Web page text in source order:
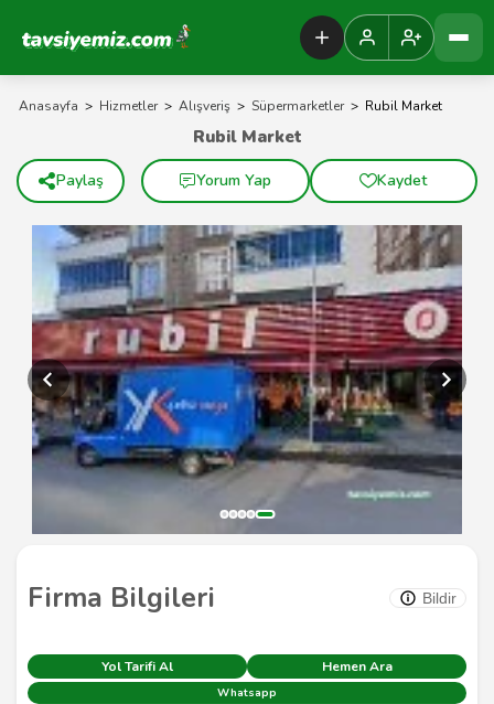
Tavsiyemiz Anasayfa
Anasayfa > Hizmetler > Alışveriş > Süpermarketler > Rubil Market
Firma Bilgileri Bildir
Yol Tarifi Al Hemen Ara
Whatsapp
Rubil Market
Paylaş Yorum Yap Kaydet